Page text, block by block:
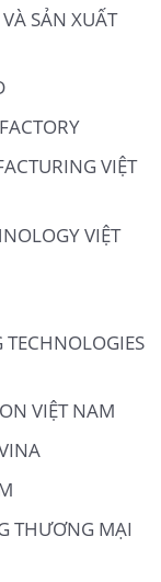
SẢN XUẤT
VIỆT
VIỆT
VIỆT NAM
THƯƠNG MẠI